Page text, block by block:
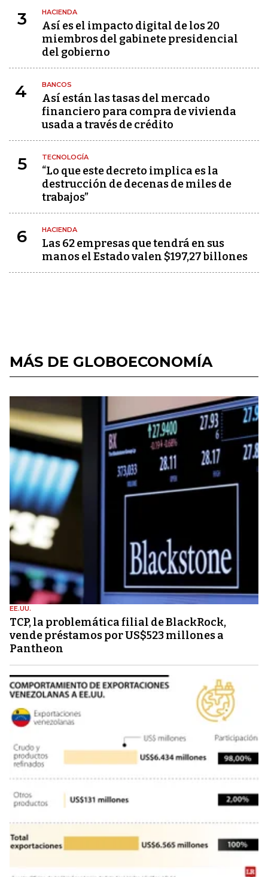
3 HACIENDA
Así es el impacto digital de los 20
miembros del gabinete presidencial
del gobierno
4 BANCOS
Así están las tasas del mercado
financiero para compra de vivienda
usada a través de crédito
5 TECNOLOGÍA
“Lo que este decreto implica es la
destrucción de decenas de miles de
trabajos”
6 HACIENDA
Las 62 empresas que tendrá en sus
manos el Estado valen $197,27 billones
MÁS DE GLOBOECONOMÍA
EE.UU.
TCP, la problemática filial de BlackRock,
vende préstamos por US$523 millones a
Pantheon